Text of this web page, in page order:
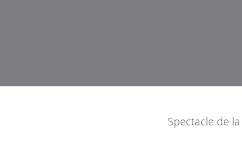
Spectacle de la